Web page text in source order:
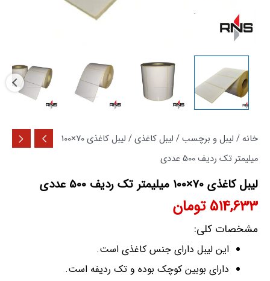
خانه / لیبل و برچسب/ لیبل کاغذی
/ لیبل کاغذی 70×100
میلیمتر تک ردیف 500 عددی
لیبل کاغذی 70×100 میلیمتر تک ردیف 500 عددی
514,633 تومان
مشخصات کلی:
این لیبل دارای جنس کاغذی است.
دارای بوبین کوچک بوده و تک ردیفه است.